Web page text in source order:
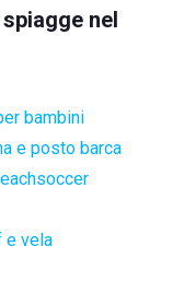
nel
bambini
e posto barca
e vela